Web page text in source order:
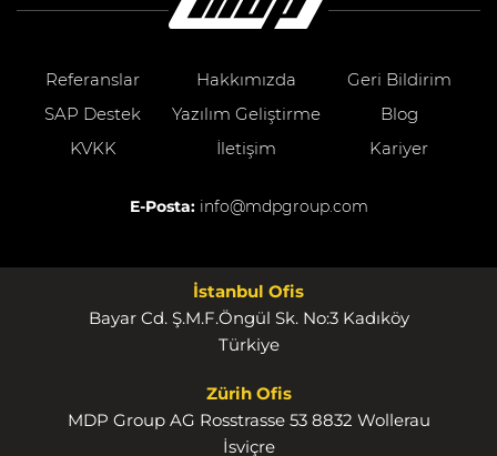
Referanslar Hakkımızda
Geri Bildirim
SAP Destek
Yazılım Geliştirme
Blog
KVKK
İletişim Kariyer
E-Posta: info@mdpgroup.com
İstanbul Ofis
Bayar Cd. Ş.M.F.Öngül Sk. No:3 Kadıköy
Türkiye
Zürih Ofis
MDP Group AG Rosstrasse 53 8832 Wollerau
İsviçre